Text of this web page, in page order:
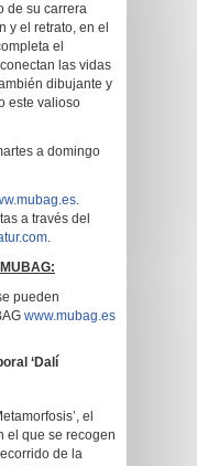
de su carrera
y el retrato, en el
el
las vidas
dibujante y
este valioso
a domingo
.
a través del
.
pueden
www.mubag.es
‘Dalí
el
el que se recogen
de la